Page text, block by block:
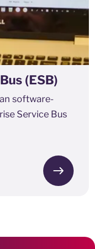
(ESB)
software-
Service Bus